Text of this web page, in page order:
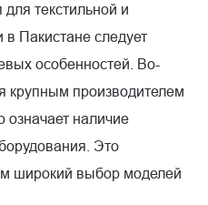
текстильной и
Пакистане следует
особенностей. Во-
крупным производителем
означает наличие
Это
широкий выбор моделей